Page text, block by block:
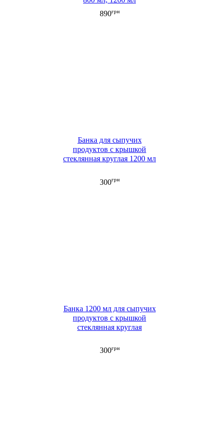
890грн
Банка для сыпучих
продуктов с крышкой
стеклянная круглая 1200 мл
300грн
Банка 1200 мл для сыпучих
продуктов с крышкой
стеклянная круглая
300грн